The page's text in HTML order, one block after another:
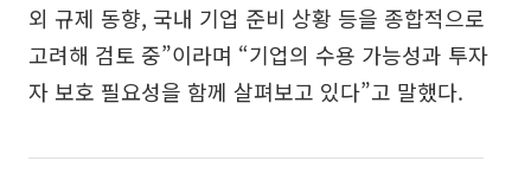
외 규제 동향, 국내 기업 준비 상황 등을 종합적으로
고려해 검토 중”이라며 “기업의 수용 가능성과 투자
자 보호 필요성을 함께 살펴보고 있다”고 말했다.